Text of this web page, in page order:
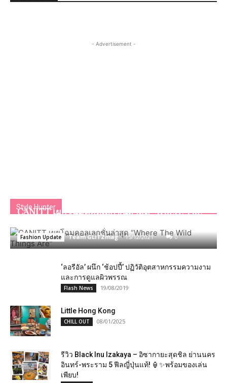
- Advertisement -
Style Hunter
CANITT​ เผย​โฉ​มคอลเลกชั่นล่าสุด​ “Where The
Fashion Update Team GLITZmag - 15/12/2021 0
‘ลอรีอัล’ ผนึก ‘ช้อปปี้’ ปฏิวัติอุตสาหกรรมความงาม
และการดูแลผิวพรรณ
Flash News 19/08/2019
Little Hong Kong
CHILL OUT 08/01/2025
รีวิว Black Inu Izakaya – อิซากายะสุดชิล ย่านนคร
อินทร์-พระราม 5 ฟีลญี่ปุ่นแท้! 🏮✨พร้อมของเล่น
เพียบ!